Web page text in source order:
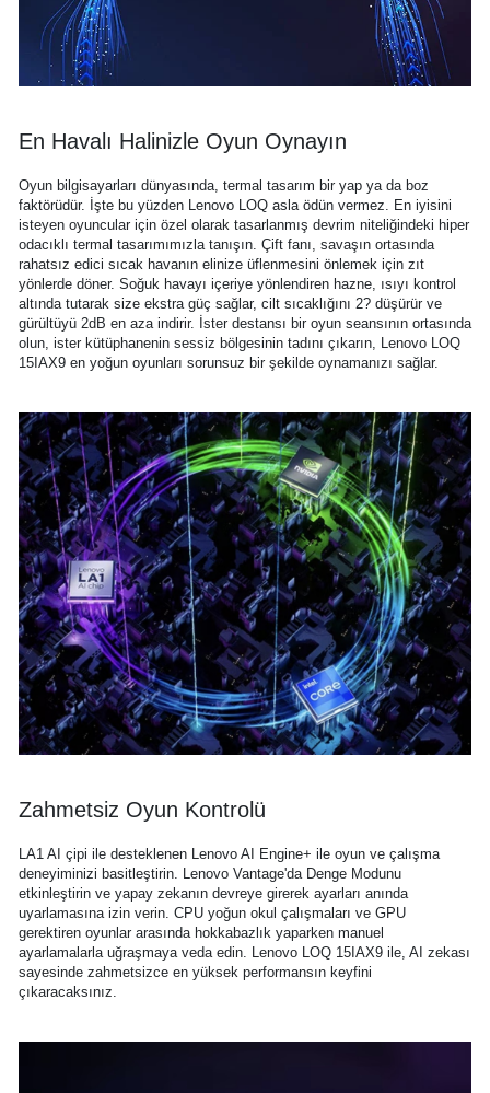
En Havalı Halinizle Oyun Oynayın
Oyun bilgisayarları dünyasında, termal tasarım bir yap ya da boz
faktörüdür. İşte bu yüzden Lenovo LOQ asla ödün vermez. En iyisini
isteyen oyuncular için özel olarak tasarlanmış devrim niteliğindeki hiper
odacıklı termal tasarımımızla tanışın. Çift fanı, savaşın ortasında
rahatsız edici sıcak havanın elinize üflenmesini önlemek için zıt
yönlerde döner. Soğuk havayı içeriye yönlendiren hazne, ısıyı kontrol
altında tutarak size ekstra güç sağlar, cilt sıcaklığını 2? düşürür ve
gürültüyü 2dB en aza indirir. İster destansı bir oyun seansının ortasında
olun, ister kütüphanenin sessiz bölgesinin tadını çıkarın, Lenovo LOQ
15IAX9 en yoğun oyunları sorunsuz bir şekilde oynamanızı sağlar.
Zahmetsiz Oyun Kontrolü
LA1 AI çipi ile desteklenen Lenovo AI Engine+ ile oyun ve çalışma
deneyiminizi basitleştirin. Lenovo Vantage'da Denge Modunu
etkinleştirin ve yapay zekanın devreye girerek ayarları anında
uyarlamasına izin verin. CPU yoğun okul çalışmaları ve GPU
gerektiren oyunlar arasında hokkabazlık yaparken manuel
ayarlamalarla uğraşmaya veda edin. Lenovo LOQ 15IAX9 ile, AI zekası
sayesinde zahmetsizce en yüksek performansın keyfini
çıkaracaksınız.